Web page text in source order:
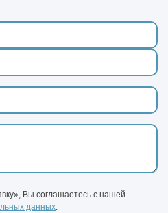
Вы соглашаетесь с нашей
данных